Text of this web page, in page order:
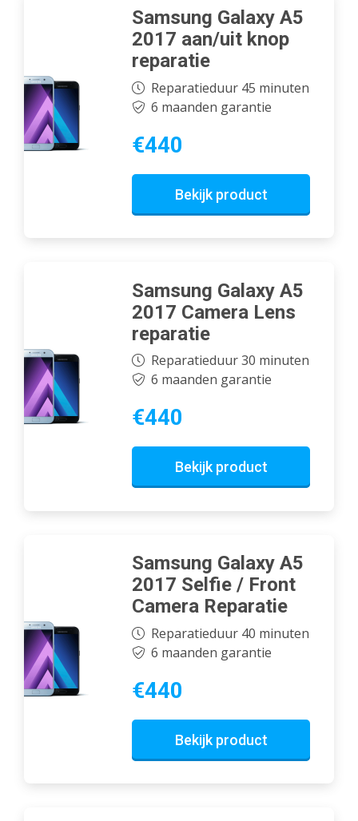
Samsung Galaxy A5
2017 aan/uit knop
reparatie
Reparatieduur 45 minuten
6 maanden garantie
€440
Bekijk product
Samsung Galaxy A5
2017 Camera Lens
reparatie
Reparatieduur 30 minuten
6 maanden garantie
€440
Bekijk product
Samsung Galaxy A5
2017 Selfie / Front
Camera Reparatie
Reparatieduur 40 minuten
6 maanden garantie
€440
Bekijk product